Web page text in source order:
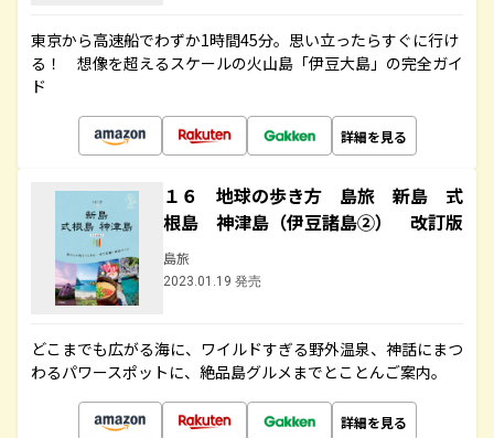
東京から高速船でわずか1時間45分。思い立ったらすぐに行け
る！ 想像を超えるスケールの火山島「伊豆大島」の完全ガイ
ド
詳細を見る
１６ 地球の歩き方 島旅 新島 式
根島 神津島（伊豆諸島②） 改訂版
島旅
2023.01.19 発売
どこまでも広がる海に、ワイルドすぎる野外温泉、神話にまつ
わるパワースポットに、絶品島グルメまでとことんご案内。
詳細を見る